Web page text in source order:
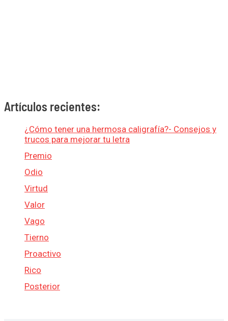
Artículos recientes:
¿Cómo tener una hermosa caligrafía?- Consejos y
trucos para mejorar tu letra
Premio
Odio
Virtud
Valor
Vago
Tierno
Proactivo
Rico
Posterior